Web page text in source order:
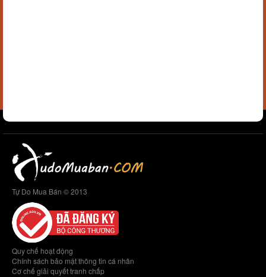
Tự Do Mua Bán © 2013
Quy chế hoạt động
Chính sách bảo mật thông tin cá nhân
Cơ chế giải quyết tranh chấp